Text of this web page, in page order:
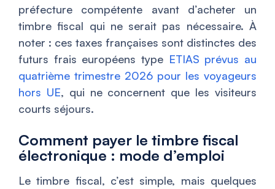
préfecture compétente avant d’acheter un
timbre fiscal qui ne serait pas nécessaire. À
noter : ces taxes françaises sont distinctes des
futurs frais européens type ETIAS prévus au
quatrième trimestre 2026 pour les voyageurs
hors UE, qui ne concernent que les visiteurs
courts séjours.
Comment payer le timbre fiscal
électronique : mode d’emploi
Le timbre fiscal, c’est simple, mais quelques